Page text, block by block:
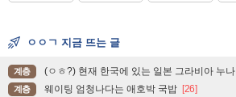
ㅇㅇㄱ 지금 뜨는 글
계층 (ㅇㅎ?) 현재 한국에 있는 일본 그라비아 누나
계층 웨이팅 엄청나다는 애호박 국밥 [26]